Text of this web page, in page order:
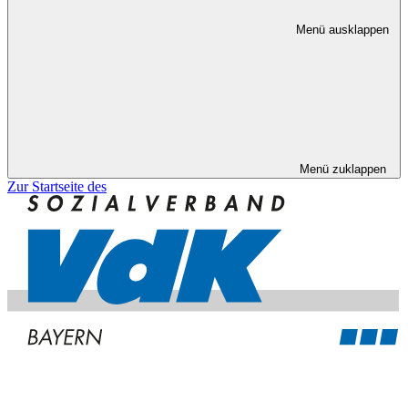
Menü ausklappen
Menü zuklappen
Zur Startseite des